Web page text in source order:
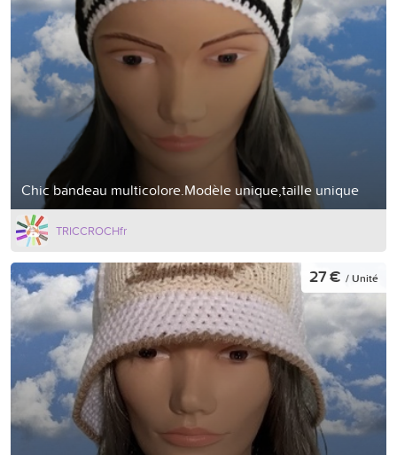
Chic bandeau multicolore.Modèle unique,taille unique
TRICCROCHfr
27 € / Unité